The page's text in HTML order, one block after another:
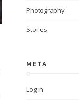
Photography
Stories
META
Log in